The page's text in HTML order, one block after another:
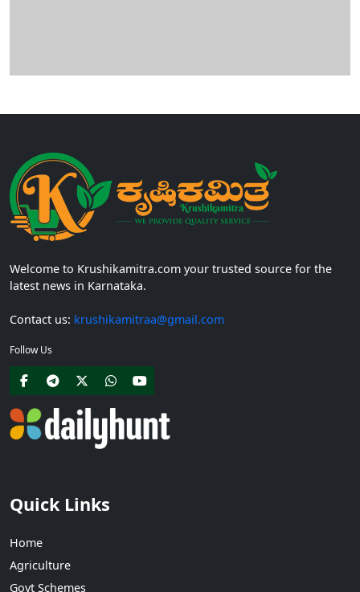
Welcome to Krushikamitra.com your trusted source for the
latest news in Karnataka.
Contact us: krushikamitraa@gmail.com
Follow Us
Quick Links
Home
Agriculture
Govt Schemes